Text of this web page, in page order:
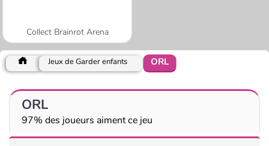
Collect Brainrot Arena
Jeux de Garder enfants ORL
ORL
97% des joueurs aiment ce jeu